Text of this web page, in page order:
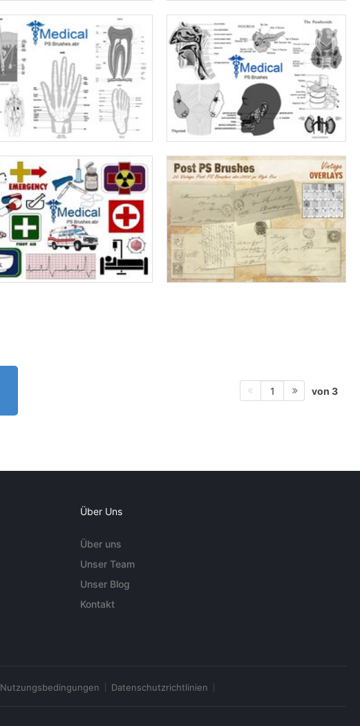
1 von 3
Über Uns
Über uns
Unser Team
Unser Blog
Kontakt
Nutzungsbedingungen Datenschutzrichtlinien